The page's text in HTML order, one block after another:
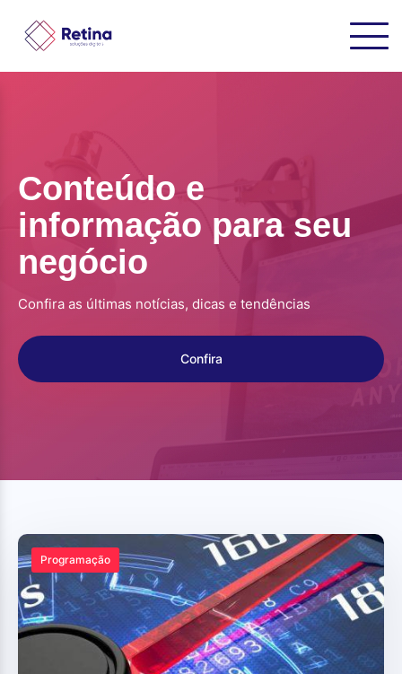
Conteúdo e
informação para seu
negócio
Confira as últimas notícias, dicas e tendências
Confira
Programação